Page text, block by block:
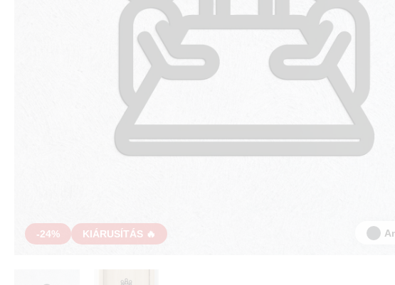
-24% KIÁRUSÍTÁS 🔥